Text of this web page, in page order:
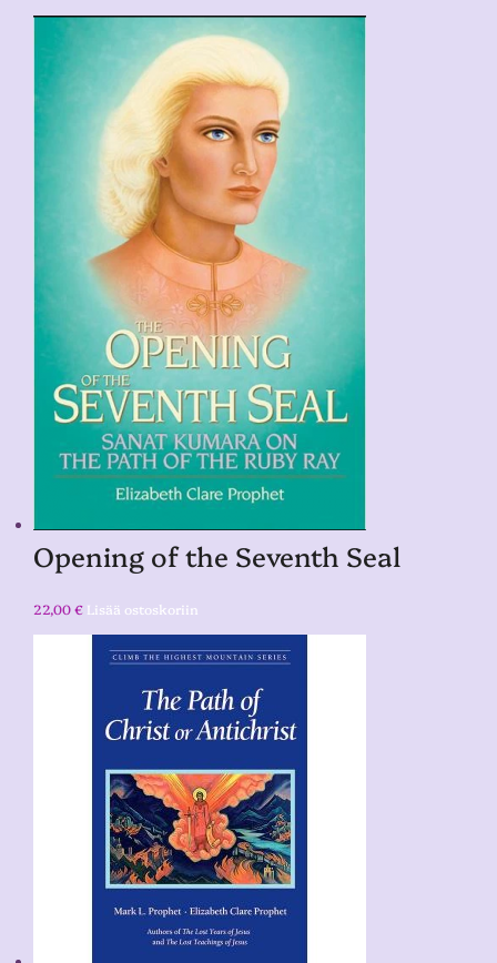
Opening of the Seventh Seal
22,00€ Lisää ostoskoriin